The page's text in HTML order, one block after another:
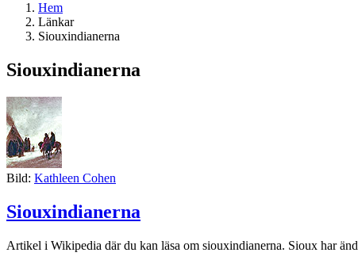
Hem
Länkar
Siouxindianerna
Siouxindianerna
Bild: Kathleen Cohen
Siouxindianerna
Artikel i Wikipedia där du kan läsa om siouxindianerna. Sioux har